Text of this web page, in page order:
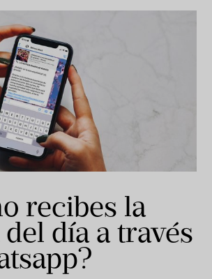
recibes la
día a través